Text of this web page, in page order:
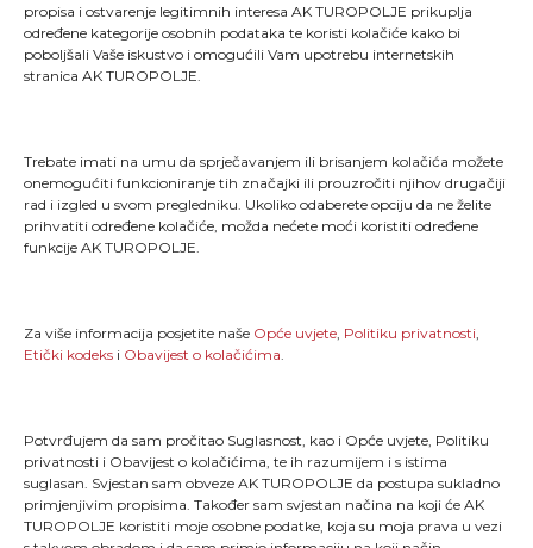
propisa i ostvarenje legitimnih interesa AK TUROPOLJE prikuplja
određene kategorije osobnih podataka te koristi kolačiće kako bi
poboljšali Vaše iskustvo i omogućili Vam upotrebu internetskih
stranica AK TUROPOLJE.
Trebate imati na umu da sprječavanjem ili brisanjem kolačića možete
onemogućiti funkcioniranje tih značajki ili prouzročiti njihov drugačiji
rad i izgled u svom pregledniku. Ukoliko odaberete opciju da ne želite
prihvatiti određene kolačiće, možda nećete moći koristiti određene
funkcije AK TUROPOLJE.
Za više informacija posjetite naše Opće uvjete, Politiku privatnosti,
Etički kodeks i Obavijest o kolačićima.
Potvrđujem da sam pročitao Suglasnost, kao i Opće uvjete, Politiku
privatnosti i Obavijest o kolačićima, te ih razumijem i s istima
suglasan. Svjestan sam obveze AK TUROPOLJE da postupa sukladno
primjenjivim propisima. Također sam svjestan načina na koji će AK
TUROPOLJE koristiti moje osobne podatke, koja su moja prava u vezi
"Kao što svaki trkač zna, trčanje je više od pukog
stavljanja jedne noge ispred druge; ono je način života
i dio onoga što jesmo."
MENU
TLTT
O nama
Turopoljski trail
Kontakt